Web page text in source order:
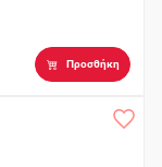
Προσθήκη